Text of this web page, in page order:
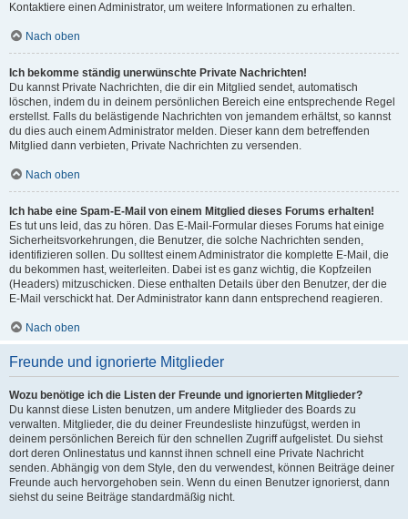
Kontaktiere einen Administrator, um weitere Informationen zu erhalten.
Nach oben
Ich bekomme ständig unerwünschte Private Nachrichten!
Du kannst Private Nachrichten, die dir ein Mitglied sendet, automatisch
löschen, indem du in deinem persönlichen Bereich eine entsprechende Regel
erstellst. Falls du belästigende Nachrichten von jemandem erhältst, so kannst
du dies auch einem Administrator melden. Dieser kann dem betreffenden
Mitglied dann verbieten, Private Nachrichten zu versenden.
Nach oben
Ich habe eine Spam-E-Mail von einem Mitglied dieses Forums erhalten!
Es tut uns leid, das zu hören. Das E-Mail-Formular dieses Forums hat einige
Sicherheitsvorkehrungen, die Benutzer, die solche Nachrichten senden,
identifizieren sollen. Du solltest einem Administrator die komplette E-Mail, die
du bekommen hast, weiterleiten. Dabei ist es ganz wichtig, die Kopfzeilen
(Headers) mitzuschicken. Diese enthalten Details über den Benutzer, der die
E-Mail verschickt hat. Der Administrator kann dann entsprechend reagieren.
Nach oben
Freunde und ignorierte Mitglieder
Wozu benötige ich die Listen der Freunde und ignorierten Mitglieder?
Du kannst diese Listen benutzen, um andere Mitglieder des Boards zu
verwalten. Mitglieder, die du deiner Freundesliste hinzufügst, werden in
deinem persönlichen Bereich für den schnellen Zugriff aufgelistet. Du siehst
dort deren Onlinestatus und kannst ihnen schnell eine Private Nachricht
senden. Abhängig von dem Style, den du verwendest, können Beiträge deiner
Freunde auch hervorgehoben sein. Wenn du einen Benutzer ignorierst, dann
siehst du seine Beiträge standardmäßig nicht.